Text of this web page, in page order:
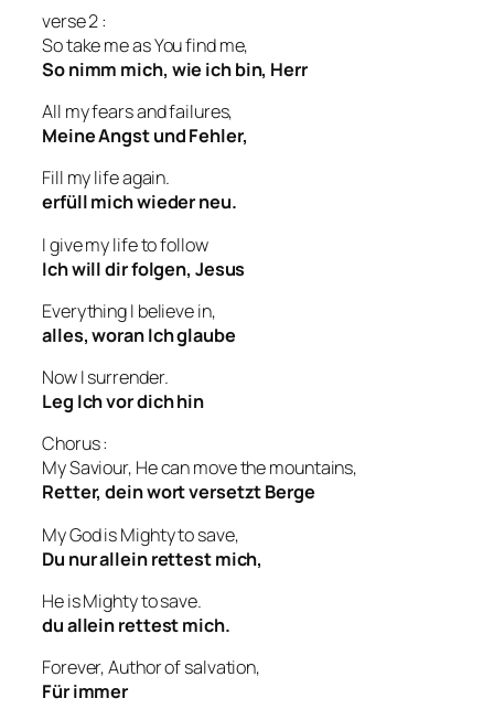
verse 2 :
So take me as You find me,
So nimm mich, wie ich bin, Herr
All my fears and failures,
Meine Angst und Fehler,
Fill my life again.
erfüll mich wieder neu.
I give my life to follow
Ich will dir folgen, Jesus
Everything I believe in,
alles, woran Ich glaube
Now I surrender.
Leg Ich vor dich hin
Chorus :
My Saviour, He can move the mountains,
Retter, dein wort versetzt Berge
My God is Mighty to save,
Du nur allein rettest mich,
He is Mighty to save.
du allein rettest mich.
Forever, Author of salvation,
Für immer